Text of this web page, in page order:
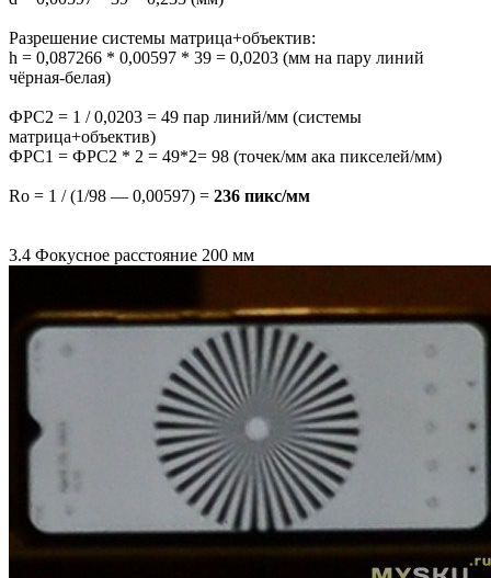
Разрешение системы матрица+объектив:
h = 0,087266 * 0,00597 * 39 = 0,0203 (мм на пару линий
чёрная-белая)
ФРС2 = 1 / 0,0203 = 49 пар линий/мм (системы
матрица+объектив)
ФРС1 = ФРС2 * 2 = 49*2= 98 (точек/мм ака пикселей/мм)
Ro = 1 / (1/98 — 0,00597) = 236 пикс/мм
3.4 Фокусное расстояние 200 мм